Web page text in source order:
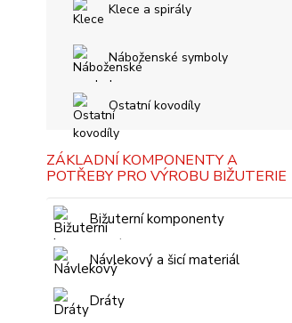
Klece a spirály
Náboženské symboly
Ostatní kovodíly
ZÁKLADNÍ KOMPONENTY A
POTŘEBY PRO VÝROBU BIŽUTERIE
Bižuterní komponenty
Návlekový a šicí materiál
Dráty